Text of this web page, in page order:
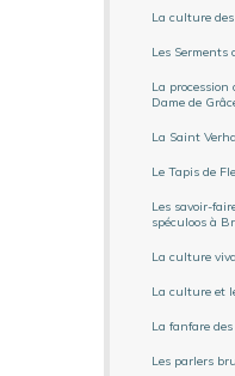
La culture
Les Serments
La
Dame de
La Saint
Le Tapis de
Les savoir-
spéculoos à
La culture
La culture et
La fanfare
Les parlers